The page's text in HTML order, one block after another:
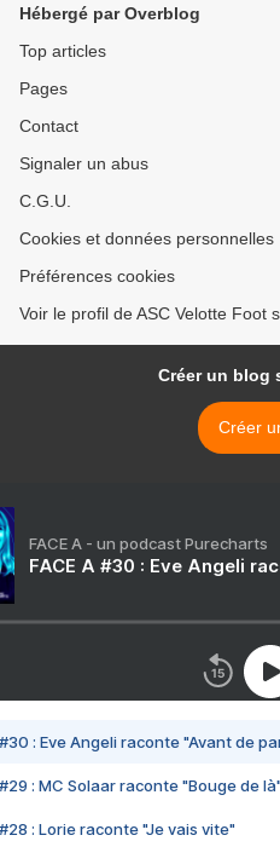
Hébergé par Overblog
Top articles
Pages
Contact
Signaler un abus
C.G.U.
Cookies et données personnelles
Préférences cookies
Voir le profil de ASC Velotte Foot
Créer un blog
Créer
FACE A - un podcast Purecharts
FACE A #30 : Eve Angeli
#30 : Eve Angeli raconte "Avant de
#29 : MC Solaar raconte "Bouge de là"
#28 : Lorie raconte "Je vais vite"